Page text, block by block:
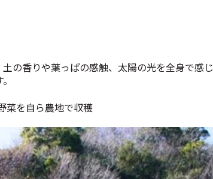
の香りや葉っぱの感触、太陽の光を全身で感じ
菜を自ら農地で収穫